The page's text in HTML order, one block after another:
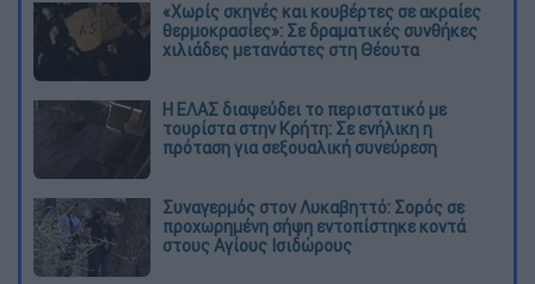
«Χωρίς σκηνές και κουβέρτες σε ακραίες
θερμοκρασίες»: Σε δραματικές συνθήκες
χιλιάδες μετανάστες στη Θέουτα
Η ΕΛΑΣ διαψεύδει το περιστατικό με
τουρίστα στην Κρήτη: Σε ενήλικη η
πρόταση για σεξουαλική συνεύρεση
Συναγερμός στον Λυκαβηττό: Σορός σε
προχωρημένη σήψη εντοπίστηκε κοντά
στους Αγίους Ισιδώρους